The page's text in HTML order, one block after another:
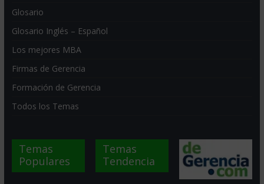
Glosario
Glosario Inglés – Español
Los mejores MBA
Firmas de Gerencia
Formación de Gerencia
Todos los Temas
Temas
Populares
Temas
Tendencia